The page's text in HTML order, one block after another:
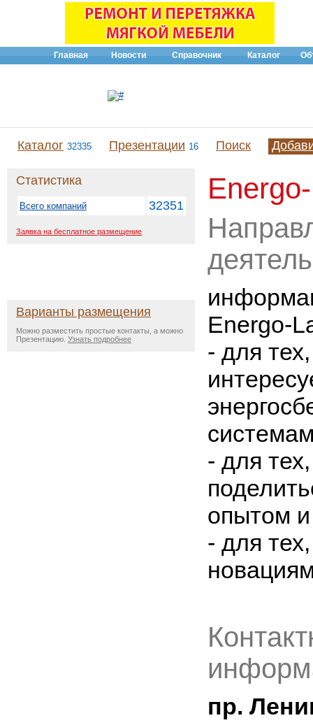
Главная Новости Справочник Каталог
Каталог 32335 Презентации 16 Поиск
Статистика
Всего компаний 32351
Заявка на бесплатное размещение
Варианты размещения
Можно разместить простые контакты, а можно
Презентацию. Узнать подробнее
Energo-
- для
- для
опытом
- для
пр.